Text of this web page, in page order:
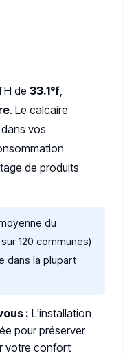
de 33.1°f,
. Le calcaire
vos
de produits
du
120 communes)
dans la plupart
: L'installation
pour préserver
votre confort